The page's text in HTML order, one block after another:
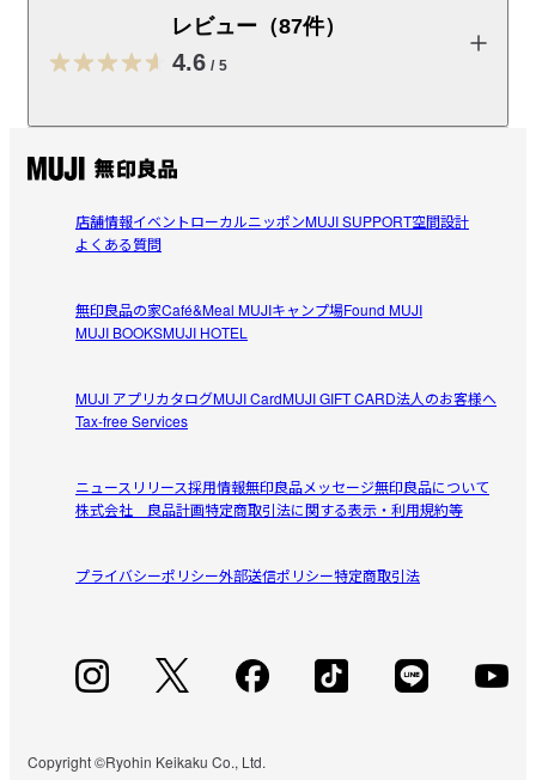
【こちらもおすすめ】
同素材の「ハーフジップシャツ
」もおすすめで
レビュー（87件）
4.6 / 5
chakky
2026/07/28
春先のまだまだ冷える時期におすすめ
内側がモコモコしてるので、暖かかった
キリ
年代を問わず着こなせ、カジュアルになりすぎない。優れもの！
また、洗濯が楽で扱いやすいです。
参考になった（0人）
参考になった（1人）
店舗情報イベントローカルニッポンMUJI SUPPORT空間設計
よくある質問
無印良品の家Café&Meal MUJIキャンプ場Found MUJI
MUJI BOOKSMUJI HOTEL
MUJI アプリカタログMUJI CardMUJI GIFT CARD法人のお客様へ
Tax-free Services
ニュースリリース採用情報無印良品メッセージ無印良品について
株式会社 良品計画特定商取引法に関する表示・利用規約等
プライバシーポリシー外部送信ポリシー特定商取引法
Copyright ©Ryohin Keikaku Co., Ltd.